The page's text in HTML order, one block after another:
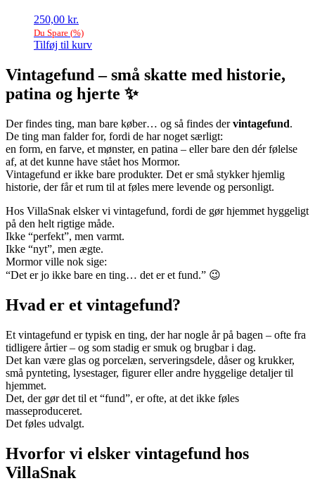
250,00 kr.
Du Spare (%)
Tilføj til kurv
Vintagefund – små skatte med historie,
patina og hjerte ✨
Der findes ting, man bare køber… og så findes dervintagefund.
De ting man falder for, fordi de har noget særligt:
en form, en farve, et mønster, en patina – eller bare den dér følelse
af, at det kunne have stået hos Mormor.
Vintagefund er ikke bare produkter. Det er små stykker hjemlig
historie, der får et rum til at føles mere levende og personligt.
Hos VillaSnak elsker vi vintagefund, fordi de gør hjemmet hyggeligt
på den helt rigtige måde.
Ikke “perfekt”, men varmt.
Ikke “nyt”, men ægte.
Mormor ville nok sige:
“Det er jo ikke bare en ting… det er et fund.” 😉
Hvad er et vintagefund?
Et vintagefund er typisk en ting, der har nogle år på bagen – ofte fra
tidligere årtier – og som stadig er smuk og brugbar i dag.
Det kan være glas og porcelæn, serveringsdele, dåser og krukker,
små pynteting, lysestager, figurer eller andre hyggelige detaljer til
hjemmet.
Det, der gør det til et “fund”, er ofte, at det ikke føles
masseproduceret.
Det føles udvalgt.
Hvorfor vi elsker vintagefund hos
VillaSnak